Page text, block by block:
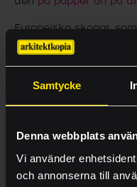
Samtycke
Denna webbplats
Vi använder
och annonserna till
Europeiska skogar,
pappersproduktion,
79% av papper och
62% av energin som
och
förnybara källor.
E-
Offert
Tjänster